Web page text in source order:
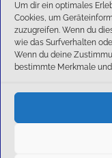
Um dir ein optimales
Cookies, um
zuzugreifen. Wenn du
wie das Surfverhalten
Wenn du deine
bestimmte Merkmale
6:1-Triumph im